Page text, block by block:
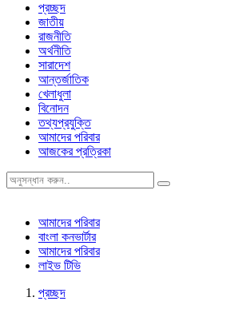
প্রচ্ছদ
জাতীয়
রাজনীতি
অর্থনীতি
সারাদেশ
আন্তর্জাতিক
খেলাধুলা
বিনোদন
তথ্যপ্রযুক্তি
আমাদের পরিবার
আজকের প্রত্রিকা
আমাদের পরিবার
বাংলা কনভার্টার
আমাদের পরিবার
লাইভ টিভি
প্রচ্ছদ